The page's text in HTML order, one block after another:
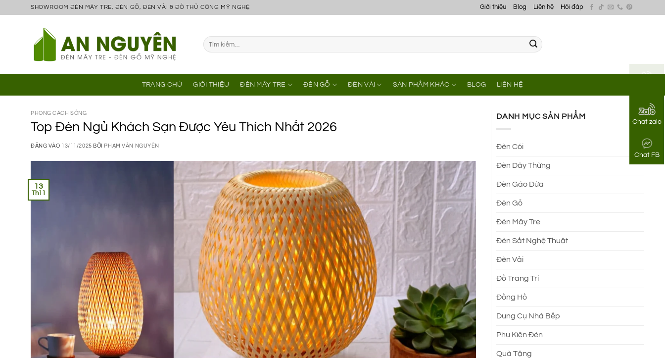
Chat zalo
Chat FB
SHOWROOM ĐÈN MÂY TRE, ĐÈN GỖ, ĐÈN VẢI & ĐỒ THỦ CÔNG MỸ NGHỆ Giới thiệu Blog Liên hệ Hỏi đáp
Tìm
kiếm:
TRANG CHỦ GIỚI THIỆU ĐÈN MÂY TRE ĐÈN GỖ ĐÈN VẢI SẢN PHẨM KHÁC BLOG LIÊN HỆ
PHONG CÁCH SỐNG
Top Đèn Ngủ Khách Sạn Được Yêu Thích Nhất 2026
ĐĂNG VÀO 13/11/2025 BỞI PHẠM VĂN NGUYÊN
13
Th11
DANH MỤC SẢN PHẨM
Đèn Cói
Đèn Dây Thừng
Đèn Gáo Dừa
Đèn Gỗ
Đèn Mây Tre
Đèn Sắt Nghệ Thuật
Đèn Vải
Đồ Trang Trí
Đồng Hồ
Dung Cụ Nhà Bếp
Phụ Kiện Đèn
Quà Tặng